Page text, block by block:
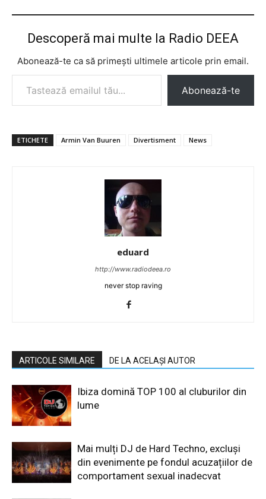
Descoperă mai multe la Radio DEEA
Abonează-te ca să primești ultimele articole prin email.
Tastează emailul tău...
Abonează-te
ETICHETE Armin Van Buuren Divertisment News
eduard
http://www.radiodeea.ro
never stop raving
ARTICOLE SIMILARE DE LA ACELAȘI AUTOR
Ibiza domină TOP 100 al cluburilor din
lume
Mai mulți DJ de Hard Techno, excluși
din evenimente pe fondul acuzațiilor de
comportament sexual inadecvat